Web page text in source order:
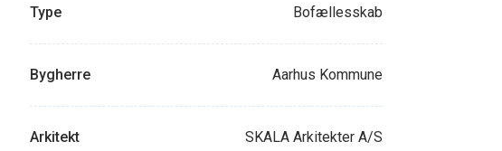
Type Bofællesskab
Bygherre Aarhus Kommune
Arkitekt SKALA Arkitekter A/S